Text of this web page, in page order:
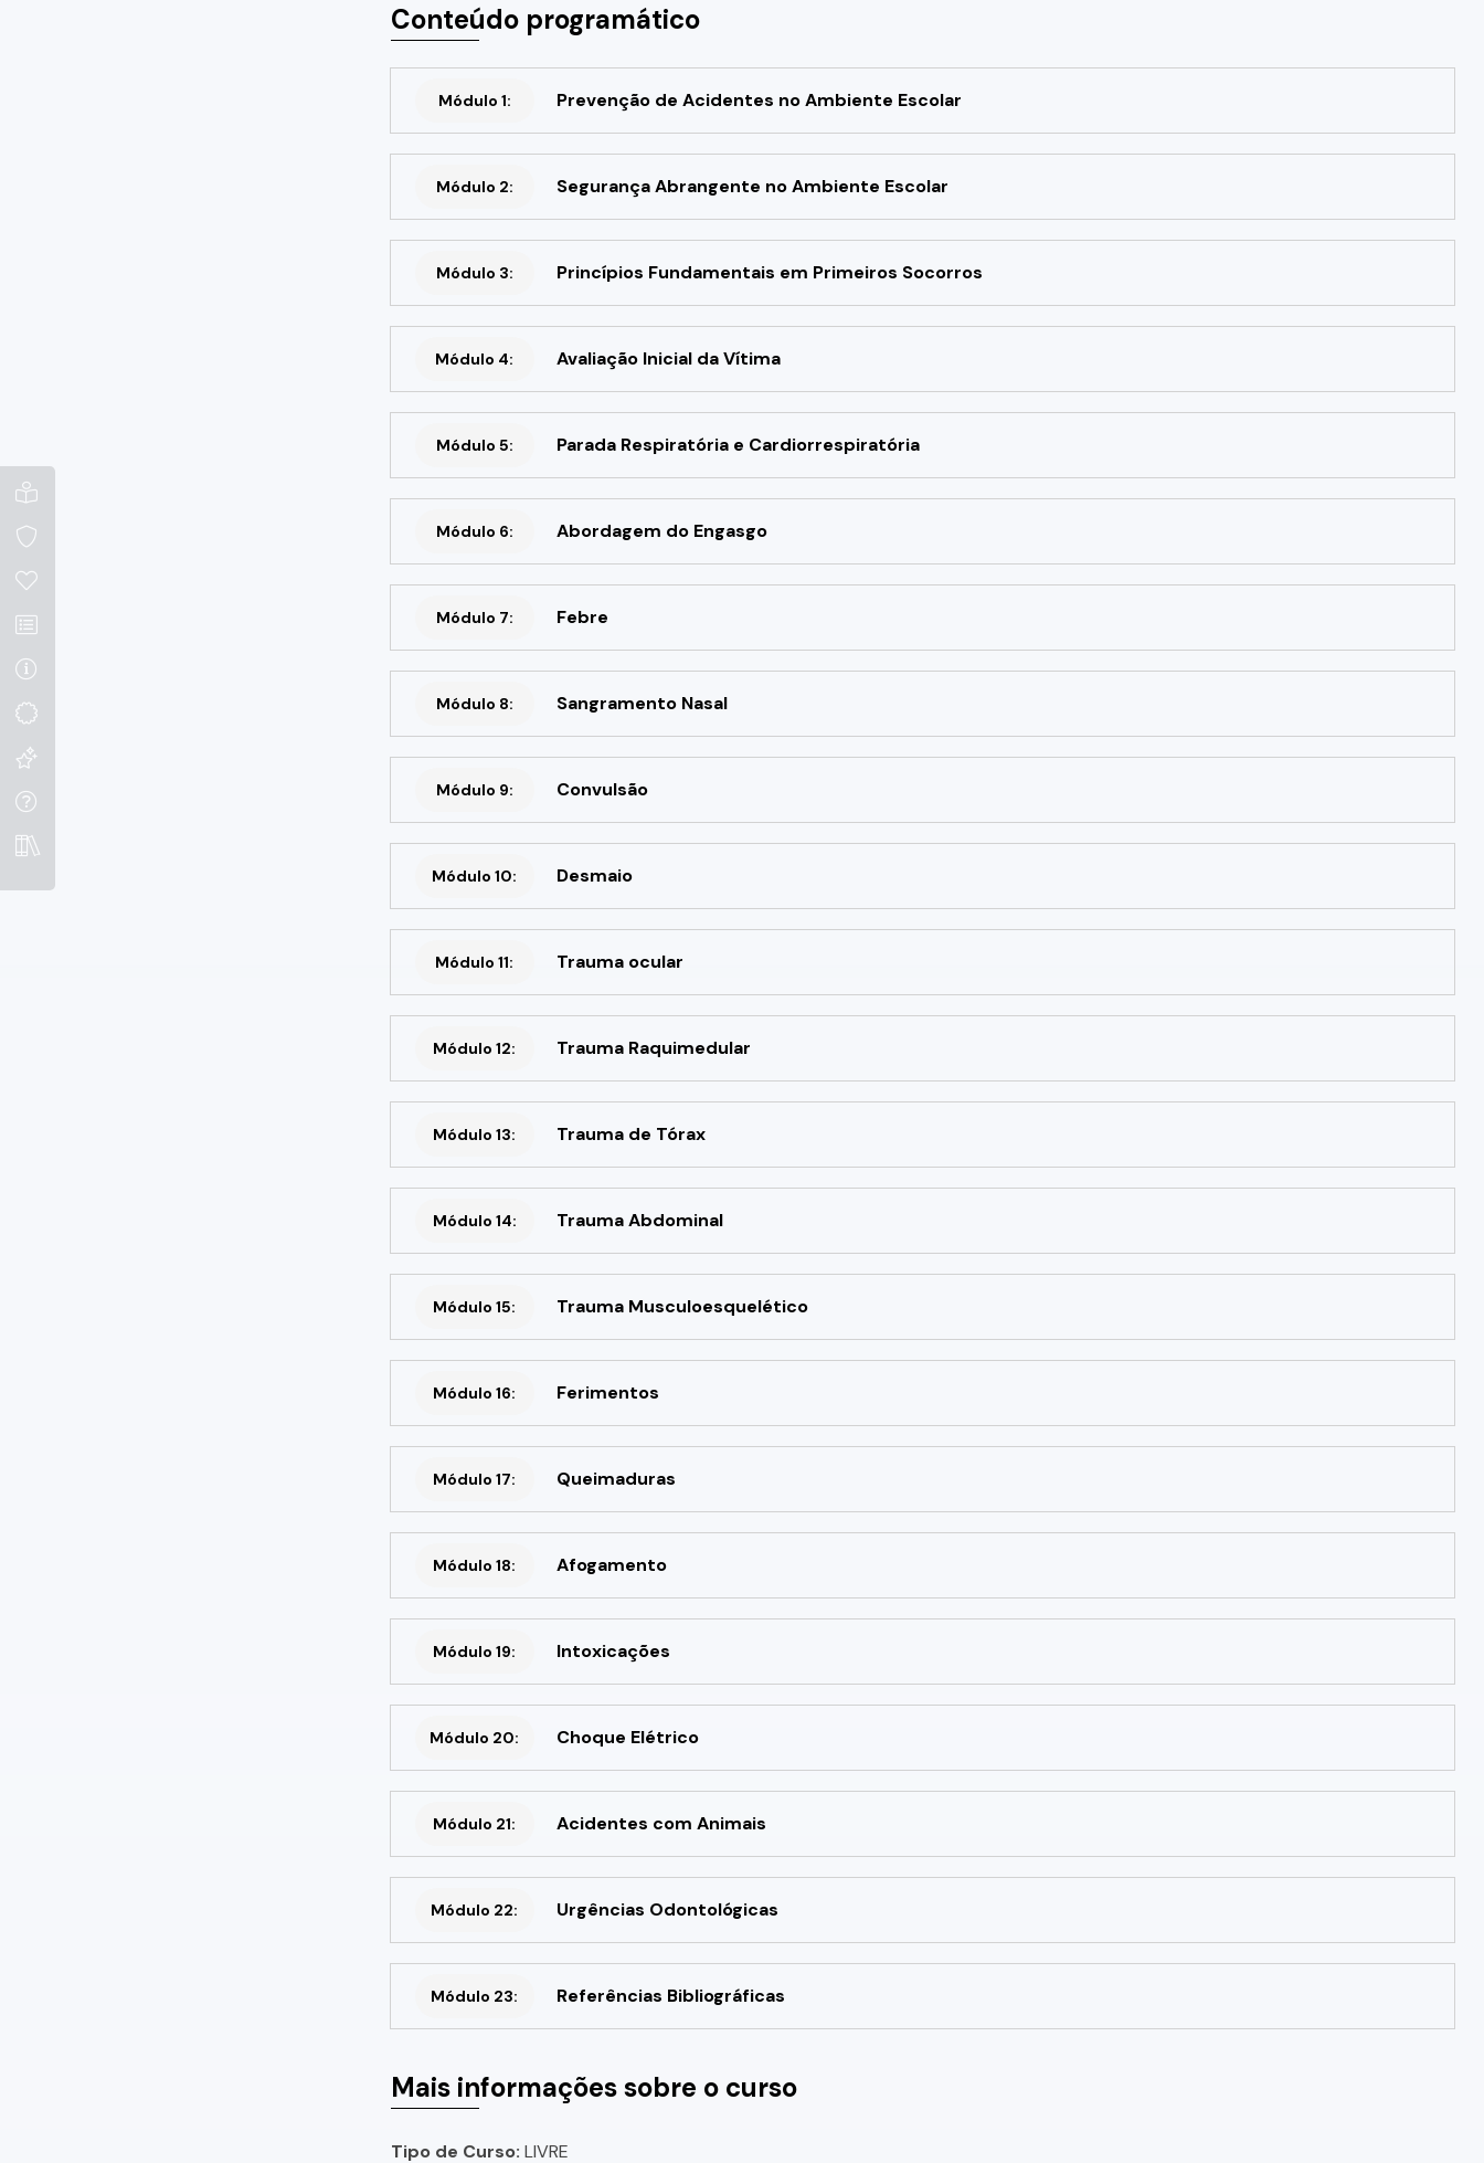
Conteúdo programático
Módulo 1: Prevenção de Acidentes no Ambiente Escolar
Módulo 2: Segurança Abrangente no Ambiente Escolar
Módulo 3: Princípios Fundamentais em Primeiros Socorros
Módulo 4: Avaliação Inicial da Vítima
Módulo 5: Parada Respiratória e Cardiorrespiratória
Módulo 6: Abordagem do Engasgo
Módulo 7: Febre
Módulo 8: Sangramento Nasal
Módulo 9: Convulsão
Módulo 10: Desmaio
Módulo 11: Trauma ocular
Módulo 12: Trauma Raquimedular
Módulo 13: Trauma de Tórax
Módulo 14: Trauma Abdominal
Módulo 15: Trauma Musculoesquelético
Módulo 16: Ferimentos
Módulo 17: Queimaduras
Módulo 18: Afogamento
Módulo 19: Intoxicações
Módulo 20: Choque Elétrico
Módulo 21: Acidentes com Animais
Módulo 22: Urgências Odontológicas
Módulo 23: Referências Bibliográficas
Mais informações sobre o curso
Tipo de Curso: LIVRE